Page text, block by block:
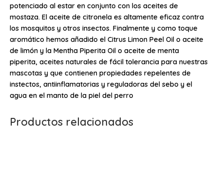
potenciado al estar en conjunto con los aceites de
mostaza. El aceite de citronela es altamente eficaz contra
los mosquitos y otros insectos. Finalmente y como toque
aromático hemos añadido el Citrus Limon Peel Oil o aceite
de limón y la Mentha Piperita Oil o aceite de menta
piperita, aceites naturales de fácil tolerancia para nuestras
mascotas y que contienen propiedades repelentes de
instectos, antiinflamatorias y reguladoras del sebo y el
agua en el manto de la piel del perro
Productos relacionados